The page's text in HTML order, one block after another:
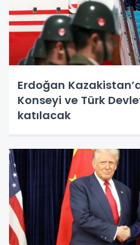
Erdoğan
Konseyi ve Türk
katılacak